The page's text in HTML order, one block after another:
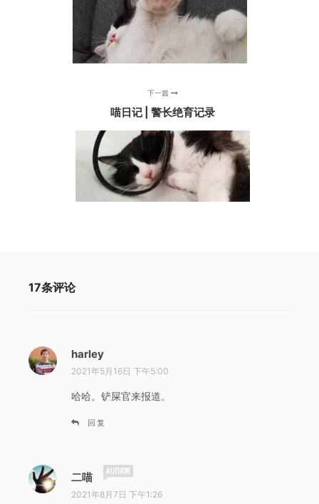
下一篇
喵日记 | 警长绝育记录
17条评论
harley
道
2021年5月16日 下午5:00
哈哈。铲屎官来报道。
回复
二喵
道
2021年8月7日 下午1:26